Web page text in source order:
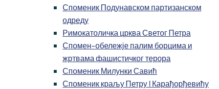
Споменик Подунавском партизанском
одреду
Римокатоличка црква Светог Петра
Спомен-обележје палим борцима и
жртвама фашистичког терора
Споменик Милунки Савић
Споменик краљу Петру I Карађорђевићу